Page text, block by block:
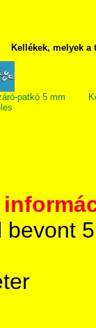
Kellékek, melyek
patkó 5 mm
bevont